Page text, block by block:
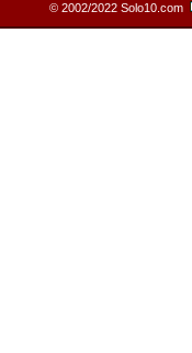
© 2002/2022 Solo10.com